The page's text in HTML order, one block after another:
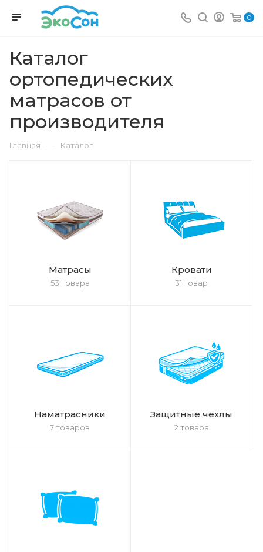
0
Каталог
ортопедических
матрасов от
производителя
Главная — Каталог
Матрасы
53 товара
Кровати
31 товар
Наматрасники
7 товаров
Защитные чехлы
2 товара